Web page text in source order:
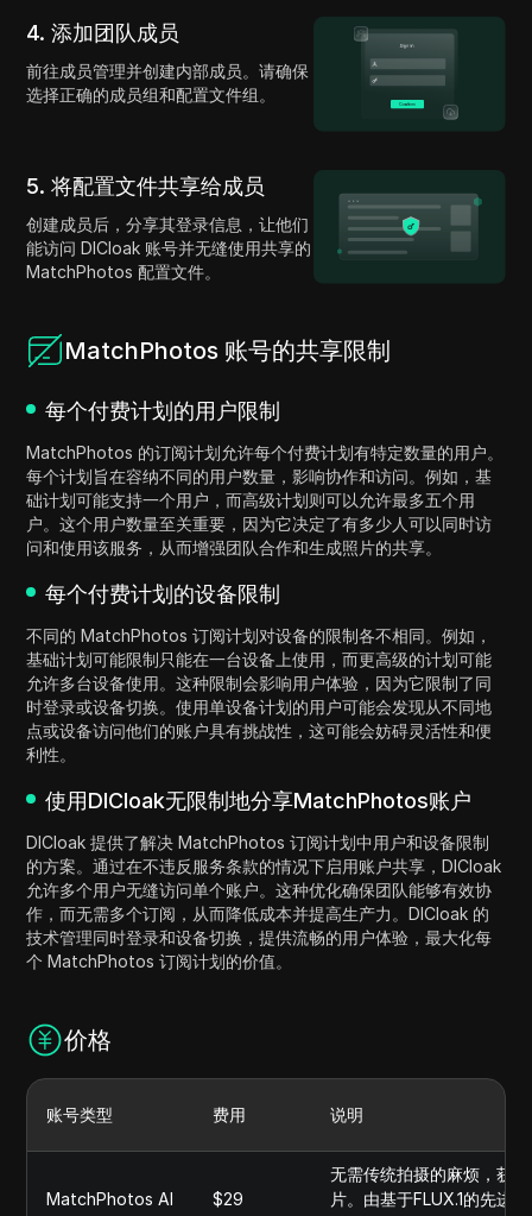
4. 添加团队成员
前往成员管理并创建内部成员。请确保
选择正确的成员组和配置文件组。
5. 将配置文件共享给成员
创建成员后，分享其登录信息，让他们
能访问 DICloak 账号并无缝使用共享的
MatchPhotos 配置文件。
MatchPhotos 账号的共享限制
每个付费计划的用户限制
MatchPhotos 的订阅计划允许每个付费计划有特定数量的用户。
每个计划旨在容纳不同的用户数量，影响协作和访问。例如，基
础计划可能支持一个用户，而高级计划则可以允许最多五个用
户。这个用户数量至关重要，因为它决定了有多少人可以同时访
问和使用该服务，从而增强团队合作和生成照片的共享。
每个付费计划的设备限制
不同的 MatchPhotos 订阅计划对设备的限制各不相同。例如，
基础计划可能限制只能在一台设备上使用，而更高级的计划可能
允许多台设备使用。这种限制会影响用户体验，因为它限制了同
时登录或设备切换。使用单设备计划的用户可能会发现从不同地
点或设备访问他们的账户具有挑战性，这可能会妨碍灵活性和便
利性。
使用DICloak无限制地分享MatchPhotos账户
DICloak 提供了解决 MatchPhotos 订阅计划中用户和设备限制
的方案。通过在不违反服务条款的情况下启用账户共享，DICloak
允许多个用户无缝访问单个账户。这种优化确保团队能够有效协
作，而无需多个订阅，从而降低成本并提高生产力。DICloak 的
技术管理同时登录和设备切换，提供流畅的用户体验，最大化每
个 MatchPhotos 订阅计划的价值。
价格
账号类型 费用 说明
MatchPhotos AI $29
无需传统拍摄的麻烦，获
片。由基于FLUX.1的先进